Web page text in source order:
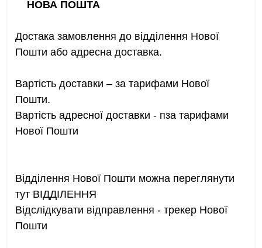
доступною ціною 69 грн.
Брелок Сугуру Гето Магічна битва 44мм v21
(24273), опис, фото товару.
НОВА ПОШТА
Достака замовлення до відділення Нової
Пошти або адресна доставка.
Вартість доставки – за тарифами Нової
Пошти.
Вартість адресної доставки - пза тарифами
Нової Пошти
Відділення Нової Пошти можна переглянути
тут ВІДДІЛЕННЯ
Відслідкувати відправлення - трекер Нової
Пошти